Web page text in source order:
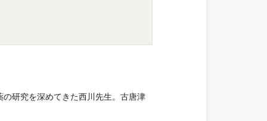
研究を深めてきた西川先生。古唐津